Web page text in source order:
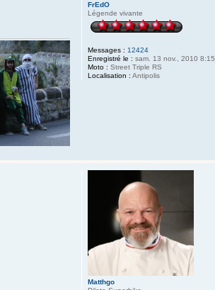
FrEdO
Légende vivante
Messages : 12424
Enregistré le : sam. 13 nov., 2010 8:15
Moto : Street Triple RS
Localisation : Antipolis
Matthgo